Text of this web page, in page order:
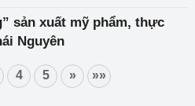
sản xuất mỹ phẩm, thực
Nguyên
4 5 » »»